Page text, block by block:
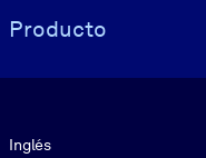
Producto
Inglés